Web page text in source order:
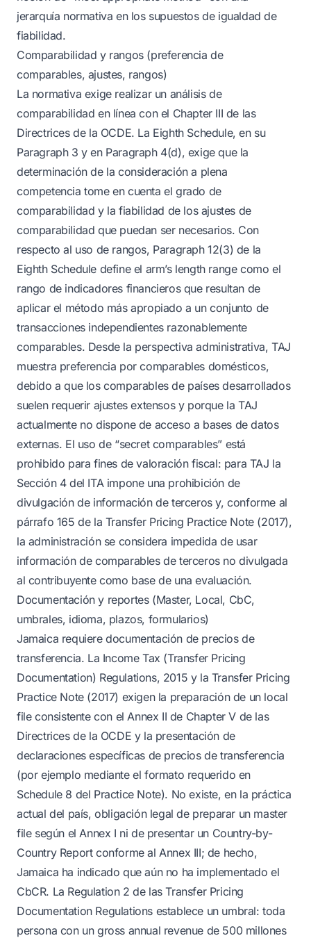
jerarquía normativa en los supuestos de igualdad de
fiabilidad.
Comparabilidad y rangos (preferencia de
comparables, ajustes, rangos)
La normativa exige realizar un análisis de
comparabilidad en línea con el Chapter III de las
Directrices de la OCDE. La Eighth Schedule, en su
Paragraph 3 y en Paragraph 4(d), exige que la
determinación de la consideración a plena
competencia tome en cuenta el grado de
comparabilidad y la fiabilidad de los ajustes de
comparabilidad que puedan ser necesarios. Con
respecto al uso de rangos, Paragraph 12(3) de la
Eighth Schedule define el arm’s length range como el
rango de indicadores financieros que resultan de
aplicar el método más apropiado a un conjunto de
transacciones independientes razonablemente
comparables. Desde la perspectiva administrativa, TAJ
muestra preferencia por comparables domésticos,
debido a que los comparables de países desarrollados
suelen requerir ajustes extensos y porque la TAJ
actualmente no dispone de acceso a bases de datos
externas. El uso de “secret comparables” está
prohibido para fines de valoración fiscal: para TAJ la
Sección 4 del ITA impone una prohibición de
divulgación de información de terceros y, conforme al
párrafo 165 de la Transfer Pricing Practice Note (2017),
la administración se considera impedida de usar
información de comparables de terceros no divulgada
al contribuyente como base de una evaluación.
Documentación y reportes (Master, Local, CbC,
umbrales, idioma, plazos, formularios)
Jamaica requiere documentación de precios de
transferencia. La Income Tax (Transfer Pricing
Documentation) Regulations, 2015 y la Transfer Pricing
Practice Note (2017) exigen la preparación de un local
file consistente con el Annex II de Chapter V de las
Directrices de la OCDE y la presentación de
declaraciones específicas de precios de transferencia
(por ejemplo mediante el formato requerido en
Schedule 8 del Practice Note). No existe, en la práctica
actual del país, obligación legal de preparar un master
file según el Annex I ni de presentar un Country-by-
Country Report conforme al Annex III; de hecho,
Jamaica ha indicado que aún no ha implementado el
CbCR. La Regulation 2 de las Transfer Pricing
Documentation Regulations establece un umbral: toda
persona con un gross annual revenue de 500 millones